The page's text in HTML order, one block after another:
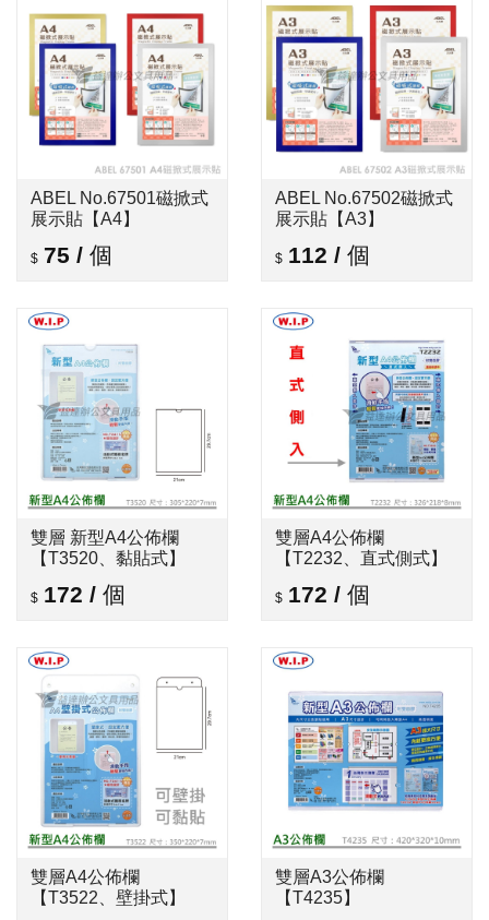
ABEL No.67501磁掀式
展示貼【A4】
75 / 個
ABEL No.67502磁掀式
展示貼【A3】
112 / 個
雙層 新型A4公佈欄
【T3520、黏貼式】
172 / 個
雙層A4公佈欄
【T2232、直式側式】
172 / 個
雙層A4公佈欄
【T3522、壁掛式】
雙層A3公佈欄
【T4235】